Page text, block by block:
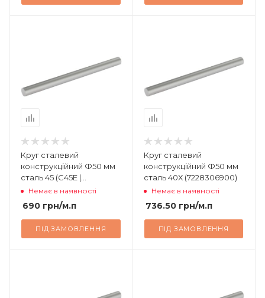
Круг сталевий
конструкційний Ф50 мм
сталь 45 (C45E |
7214997900)
Немає в наявності
690 грн/м.п
ПІД ЗАМОВЛЕННЯ
Круг сталевий
конструкційний Ф50 мм
сталь 40Х (7228306900)
Немає в наявності
736.50грн/м.п
ПІД ЗАМОВЛЕННЯ